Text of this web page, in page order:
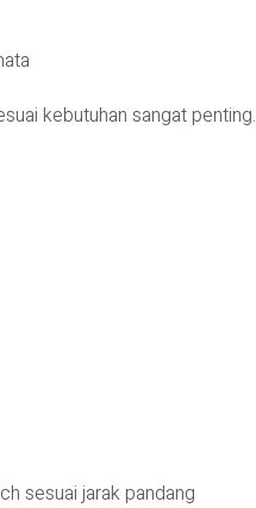
kebutuhan sangat penting.
sesuai jarak pandang